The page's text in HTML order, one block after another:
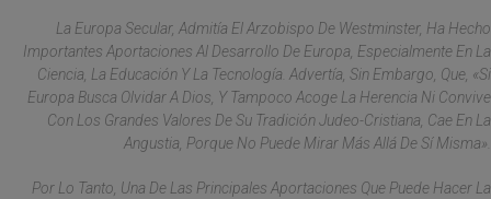
La Europa Secular, Admitía El Arzobispo De Westminster, Ha Hecho
Importantes Aportaciones Al Desarrollo De Europa, Especialmente En La
Ciencia, La Educación Y La Tecnología. Advertía, Sin Embargo, Que, «si
Europa Busca Olvidar A Dios, Y Tampoco Acoge La Herencia Ni Convive
Con Los Grandes Valores De Su Tradición Judeo-Cristiana, Cae En La
Angustia, Porque No Puede Mirar Más Allá De Sí Misma».
Por Lo Tanto, Una De Las Principales Aportaciones Que Puede Hacer La